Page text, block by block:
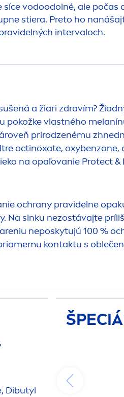
síce vodoodolné, ale počas
stiera. Preto ho
intervaloch.
a žiari zdravím?
vlastného
prirodzenému
octinoxate,
na opaľovanie Protect&
ochrany pravidelne
Na slnku nezostávajte
neposkytujú 100 %
kontaktu s
Dibutyl